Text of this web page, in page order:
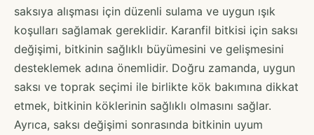
saksıya alışması için düzenli sulama ve uygun ışık
koşulları sağlamak gereklidir. Karanfil bitkisi için saksı
değişimi, bitkinin sağlıklı büyümesini ve gelişmesini
desteklemek adına önemlidir. Doğru zamanda, uygun
saksı ve toprak seçimi ile birlikte kök bakımına dikkat
etmek, bitkinin köklerinin sağlıklı olmasını sağlar.
Ayrıca, saksı değişimi sonrasında bitkinin uyum